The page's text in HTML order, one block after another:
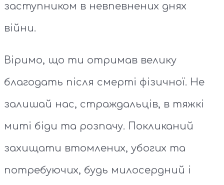
заступником в невпевнених днях
війни.
Віримо, що ти отримав велику
благодать після смерті фізичної. Не
залишай нас, страждальців, в тяжкі
миті біди та розпачу. Покликаний
захищати втомлених, убогих та
потребуючих, будь милосердний і